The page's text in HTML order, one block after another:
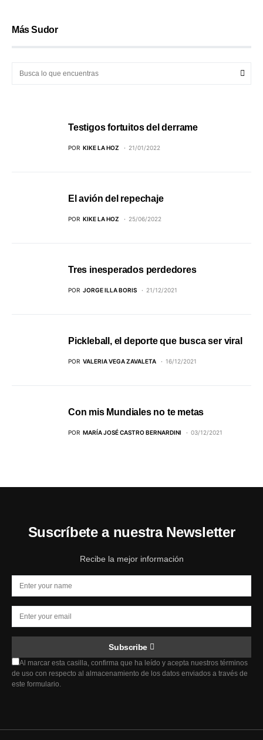
Más Sudor
Testigos fortuitos del derrame
POR KIKE LA HOZ 21/01/2022
El avión del repechaje
POR KIKE LA HOZ 25/06/2022
Tres inesperados perdedores
POR JORGE ILLA BORIS 21/12/2021
Pickleball, el deporte que busca ser viral
POR VALERIA VEGA ZAVALETA 16/12/2021
Con mis Mundiales no te metas
POR MARÍA JOSÉ CASTRO BERNARDINI 03/12/2021
Suscríbete a nuestra Newsletter
Recibe la mejor información
Subscribe
Al marcar esta casilla, confirma que ha leído y acepta nuestros términos
de uso con respecto al almacenamiento de los datos enviados a través de
este formulario.